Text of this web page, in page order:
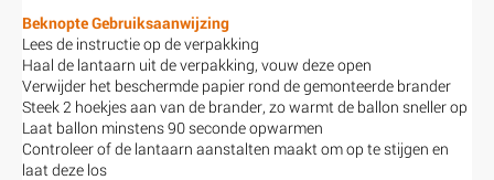
Beknopte Gebruiksaanwijzing
Lees de instructie op de verpakking
Haal de lantaarn uit de verpakking, vouw deze open
Verwijder het beschermde papier rond de gemonteerde brander
Steek 2 hoekjes aan van de brander, zo warmt de ballon sneller op
Laat ballon minstens 90 seconde opwarmen
Controleer of de lantaarn aanstalten maakt om op te stijgen en
laat deze los